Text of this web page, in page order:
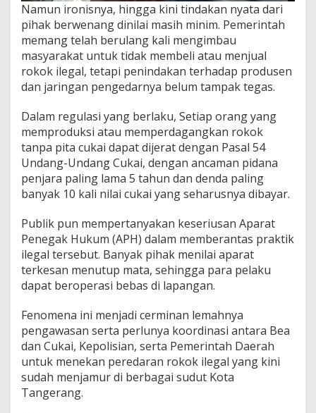
Namun ironisnya, hingga kini tindakan nyata dari
pihak berwenang dinilai masih minim. Pemerintah
memang telah berulang kali mengimbau
masyarakat untuk tidak membeli atau menjual
rokok ilegal, tetapi penindakan terhadap produsen
dan jaringan pengedarnya belum tampak tegas.
Dalam regulasi yang berlaku, Setiap orang yang
memproduksi atau memperdagangkan rokok
tanpa pita cukai dapat dijerat dengan Pasal 54
Undang-Undang Cukai, dengan ancaman pidana
penjara paling lama 5 tahun dan denda paling
banyak 10 kali nilai cukai yang seharusnya dibayar.
Publik pun mempertanyakan keseriusan Aparat
Penegak Hukum (APH) dalam memberantas praktik
ilegal tersebut. Banyak pihak menilai aparat
terkesan menutup mata, sehingga para pelaku
dapat beroperasi bebas di lapangan.
Fenomena ini menjadi cerminan lemahnya
pengawasan serta perlunya koordinasi antara Bea
dan Cukai, Kepolisian, serta Pemerintah Daerah
untuk menekan peredaran rokok ilegal yang kini
sudah menjamur di berbagai sudut Kota
Tangerang.